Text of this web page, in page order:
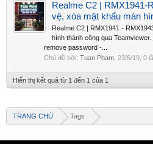
Realme C2 | RMX1941-
vệ, xóa mật khẩu màn
Realme C2 | RMX1941 -
hình thành công qua
remove password -...
Chủ đề bởi: Tuan Pham 23/6/19 , 0
Hiển thị kết quả từ 1 đến 1 của 1
TRANG CHỦ Tags